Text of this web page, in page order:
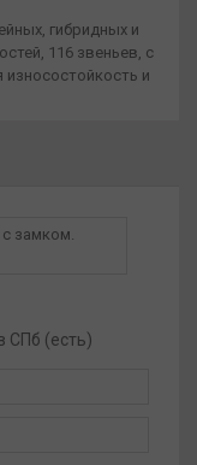
гибридных и
116 звеньев, с
и
2"х11/128".
СПб (есть)